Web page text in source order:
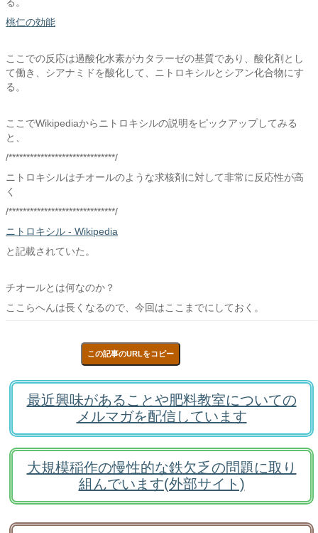
桃仁の効能
ここでの反応は過酸化水素がカタラーゼの基質であり、酸化剤とし
て働き、シアナミドを酸化して、ニトロキシルとシアン化合物にす
る。
ここでWikipediaからニトロキシルの説明をピックアップしてみる
と、
/******************************/
ニトロキシルはチオールのような求核剤に対して非常に反応性が高
く
/******************************/
ニトロキシル - Wikipedia
と記載されていた。
チオールとは何なのか？
ここらへんは長くなるので、今回はここまでにしておく。
この記事のURLをコピー
最近興味があることや肥料教室についての
メルマガを配信しています
大規模稲作の慢性的な鉄欠乏の問題に取り
組んでいます(外部サイト)